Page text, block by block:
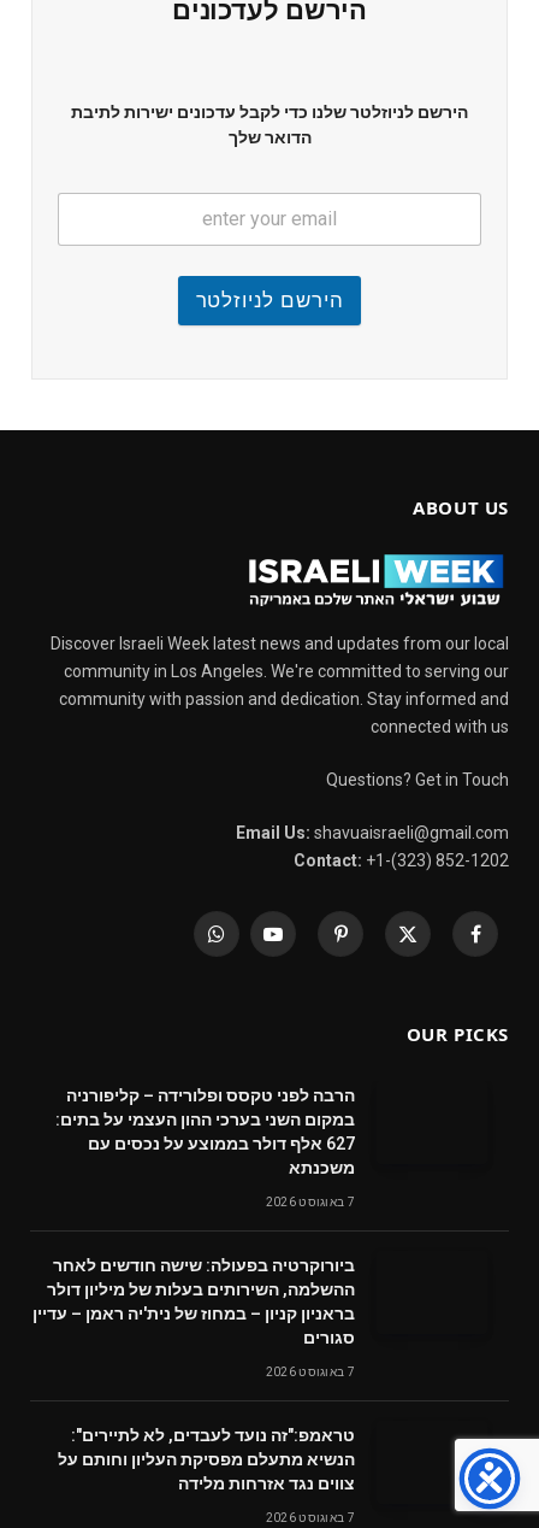
הירשם לעדכונים
הירשם לניוזלטר שלנו כדי לקבל עדכונים ישירות לתיבת
הדואר שלך
הירשם לניוזלטר
ABOUT US
Discover Israeli Week latest news and updates from our local
community in Los Angeles. We're committed to serving our
community with passion and dedication. Stay informed and
connected with us
Questions? Get in Touch
Email Us: shavuaisraeli@gmail.com
Contact: +1-(323) 852-1202
Facebook
X
Pinterest
YouTube
WhatsApp
OUR PICKS
הרבה לפני טקסס ופלורידה – קליפורניה
במקום השני בערכי ההון העצמי על בתים:
627 אלף דולר בממוצע על נכסים עם
משכנתא
7 באוגוסט 2026
ביורוקרטיה בפעולה: שישה חודשים לאחר
ההשלמה, השירותים בעלות של מיליון דולר
בראניון קניון – במחוז של נית'יה ראמן – עדיין
סגורים
7 באוגוסט 2026
טראמפ:"זה נועד לעבדים, לא לתיירים":
הנשיא מתעלם מפסיקת העליון וחותם על
צווים נגד אזרחות מלידה
7 באוגוסט 2026